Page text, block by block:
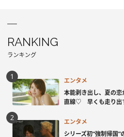
RANKING
ランキング
エンタメ
本能剥き出し、夏の
直線♡ 早くも走り出
エンタメ
シリーズ初“強制帰国